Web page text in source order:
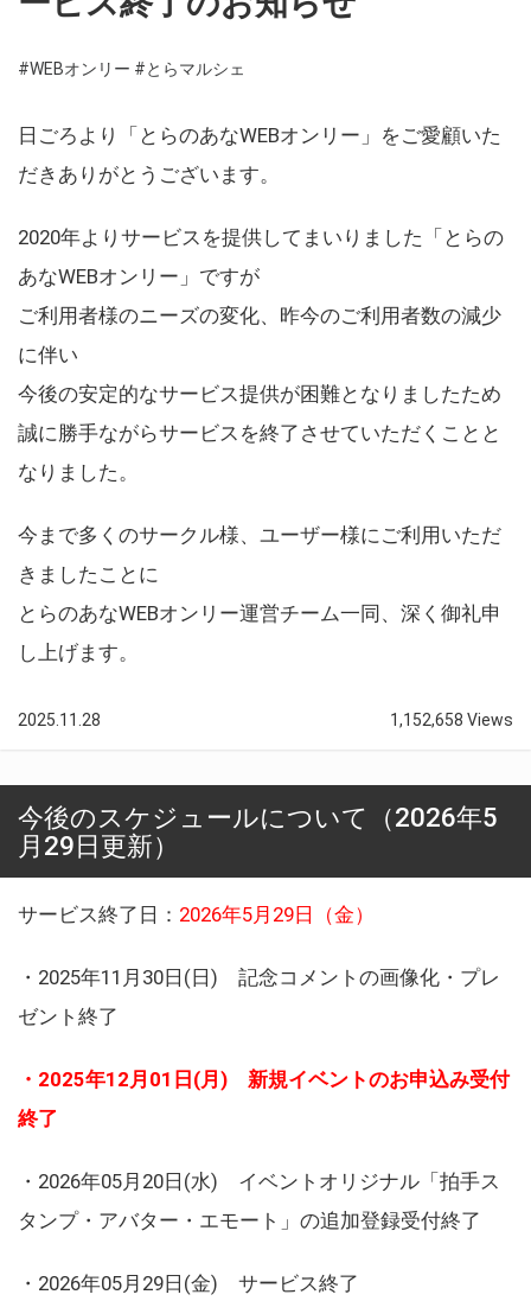
#WEBオンリー #とらマルシェ
日ごろより「とらのあなWEBオンリー」をご愛顧いた
だきありがとうございます。
2020年よりサービスを提供してまいりました「とらの
あなWEBオンリー」ですが
ご利用者様のニーズの変化、昨今のご利用者数の減少
に伴い
今後の安定的なサービス提供が困難となりましたため
誠に勝手ながらサービスを終了させていただくことと
なりました。
今まで多くのサークル様、ユーザー様にご利用いただ
きましたことに
とらのあなWEBオンリー運営チーム一同、深く御礼申
し上げます。
2025.11.28 1,152,658 Views
今後のスケジュールについて（2026年5
月29日更新）
サービス終了日： 2026年5月29日（金）
・2025年11月30日(日) 記念コメントの画像化・プレ
ゼント終了
・2025年12月01日(月) 新規イベントのお申込み受付
終了
・2026年05月20日(水) イベントオリジナル「拍手ス
タンプ・アバター・エモート」の追加登録受付終了
・2026年05月29日(金) サービス終了